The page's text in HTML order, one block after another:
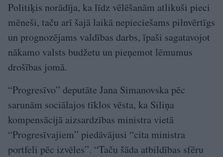
Politiķis norādīja, ka līdz vēlēšanām atlikuši pieci
mēneši, taču arī šajā laikā nepieciešams pilnvērtīgs
un prognozējams valdības darbs, īpaši sagatavojot
nākamo valsts budžetu un pieņemot lēmumus
drošības jomā.
“Progresīvo” deputāte Jana Simanovska pēc
sarunām sociālajos tīklos vēsta, ka Siliņa
kompensācijā aizsardzības ministra vietā
“Progresīvajiem” piedāvājusi “cita ministra
portfeli pēc izvēles”. “Taču šāda atbildības sfēru